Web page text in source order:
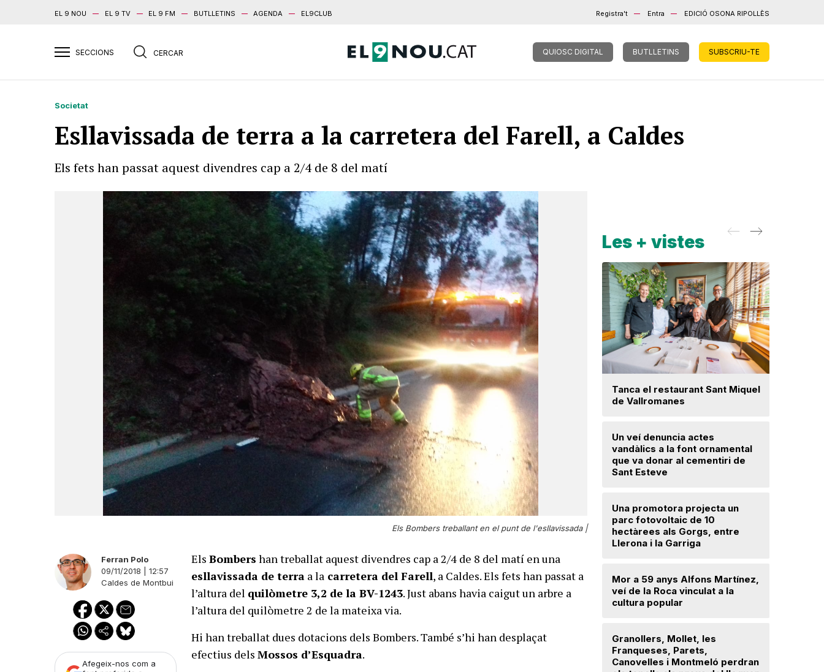
EL 9 NOU EL 9 TV EL 9 FM BUTLLETINS AGENDA EL9CLUB Registra't Entra EDICIÓ OSONA RIPOLLÈS
QUIOSC DIGITAL BUTLLETINS SUBSCRIU-TE
Societat
Esllavissada de terra a la carretera del Farell, a Caldes
Els fets han passat aquest divendres cap a 2/4 de 8 del matí
Els Bombers treballant en el punt de l'esllavissada |
Ferran Polo
09/11/2018 | 12:57
Caldes de Montbui
Afegeix-nos com a
ElsBombers han treballat aquest divendres cap a 2/4 de 8 del matí en una
esllavissada de terra a la carretera del Farell, a Caldes. Els fets han passat a
l’altura del quilòmetre 3,2 de la BV-1243. Just abans havia caigut un arbre a
l’altura del quilòmetre 2 de la mateixa via.
Hi han treballat dues dotacions dels Bombers. També s’hi han desplaçat
efectius delsMossos d’Esquadra.
Les + vistes
Tanca el restaurant Sant Miquel
de Vallromanes
Un veí denuncia actes
vandàlics a la font ornamental
que va donar al cementiri de
Sant Esteve
Una promotora projecta un
parc fotovoltaic de 10
hectàrees als Gorgs, entre
Llerona i la Garriga
Mor a 59 anys Alfons Martínez,
veí de la Roca vinculat a la
cultura popular
Granollers, Mollet, les
Franqueses, Parets,
Canovelles i Montmeló perdran